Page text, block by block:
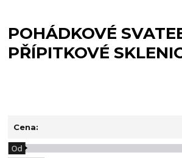
POHÁDKOVÉ
PŘÍPITKOVÉ
Cena:
Od